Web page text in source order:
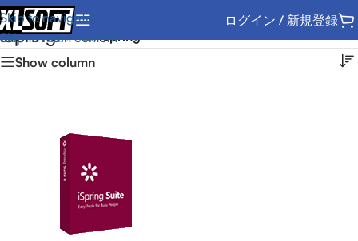
Skip to navigation
Skip to main content
ログイン / 新規登録
iSpringホーム
iSpring
Show column